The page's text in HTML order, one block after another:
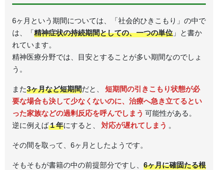
6ヶ月という期間については、「社会的ひきこもり」の中で
は、「精神症状の持続期間としての、一つの単位 」と書か
れています。
精神医療分野では、目安とすることが多い期間なのでしょ
う。
また3ヶ月など短期間だと、
短期間の引きこもり状態が必
要な場合も決して少なくないのに、治療へ急き立てるとい
った家族などの過剰反応を呼んでしまう 可能性がある。
逆に例えば１年にすると、 対応が遅れてしまう 。
その間を取って、6ヶ月としたようです。
そもそもが書籍の中の前提部分ですし、 6ヶ月に確固たる根